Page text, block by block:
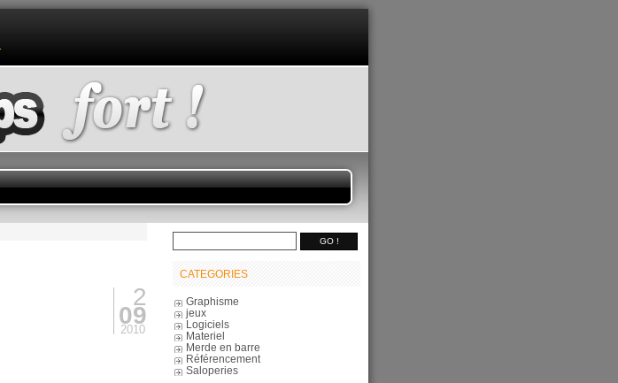
2
09
2010
CATEGORIES
Graphisme
jeux
Logiciels
Materiel
Merde en barre
Référencement
Saloperies